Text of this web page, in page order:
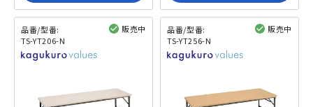
品番/型番:
TS-YT206-N
販売中
品番/型番:
TS-YT256-N
販売中